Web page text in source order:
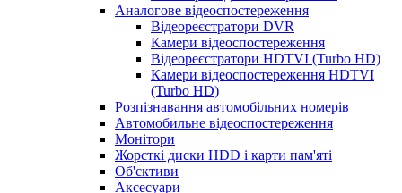
Аналогове відеоспостереження
Відеореєстратори DVR
Камери відеоспостереження
Відеореєстратори HDTVI (Turbo HD)
Камери відеоспостереження HDTVI
(Turbo HD)
Розпізнавання автомобільних номерів
Автомобильне відеоспостереження
Монітори
Жорсткі диски HDD і карти пам'яті
Об'єктиви
Аксесуари